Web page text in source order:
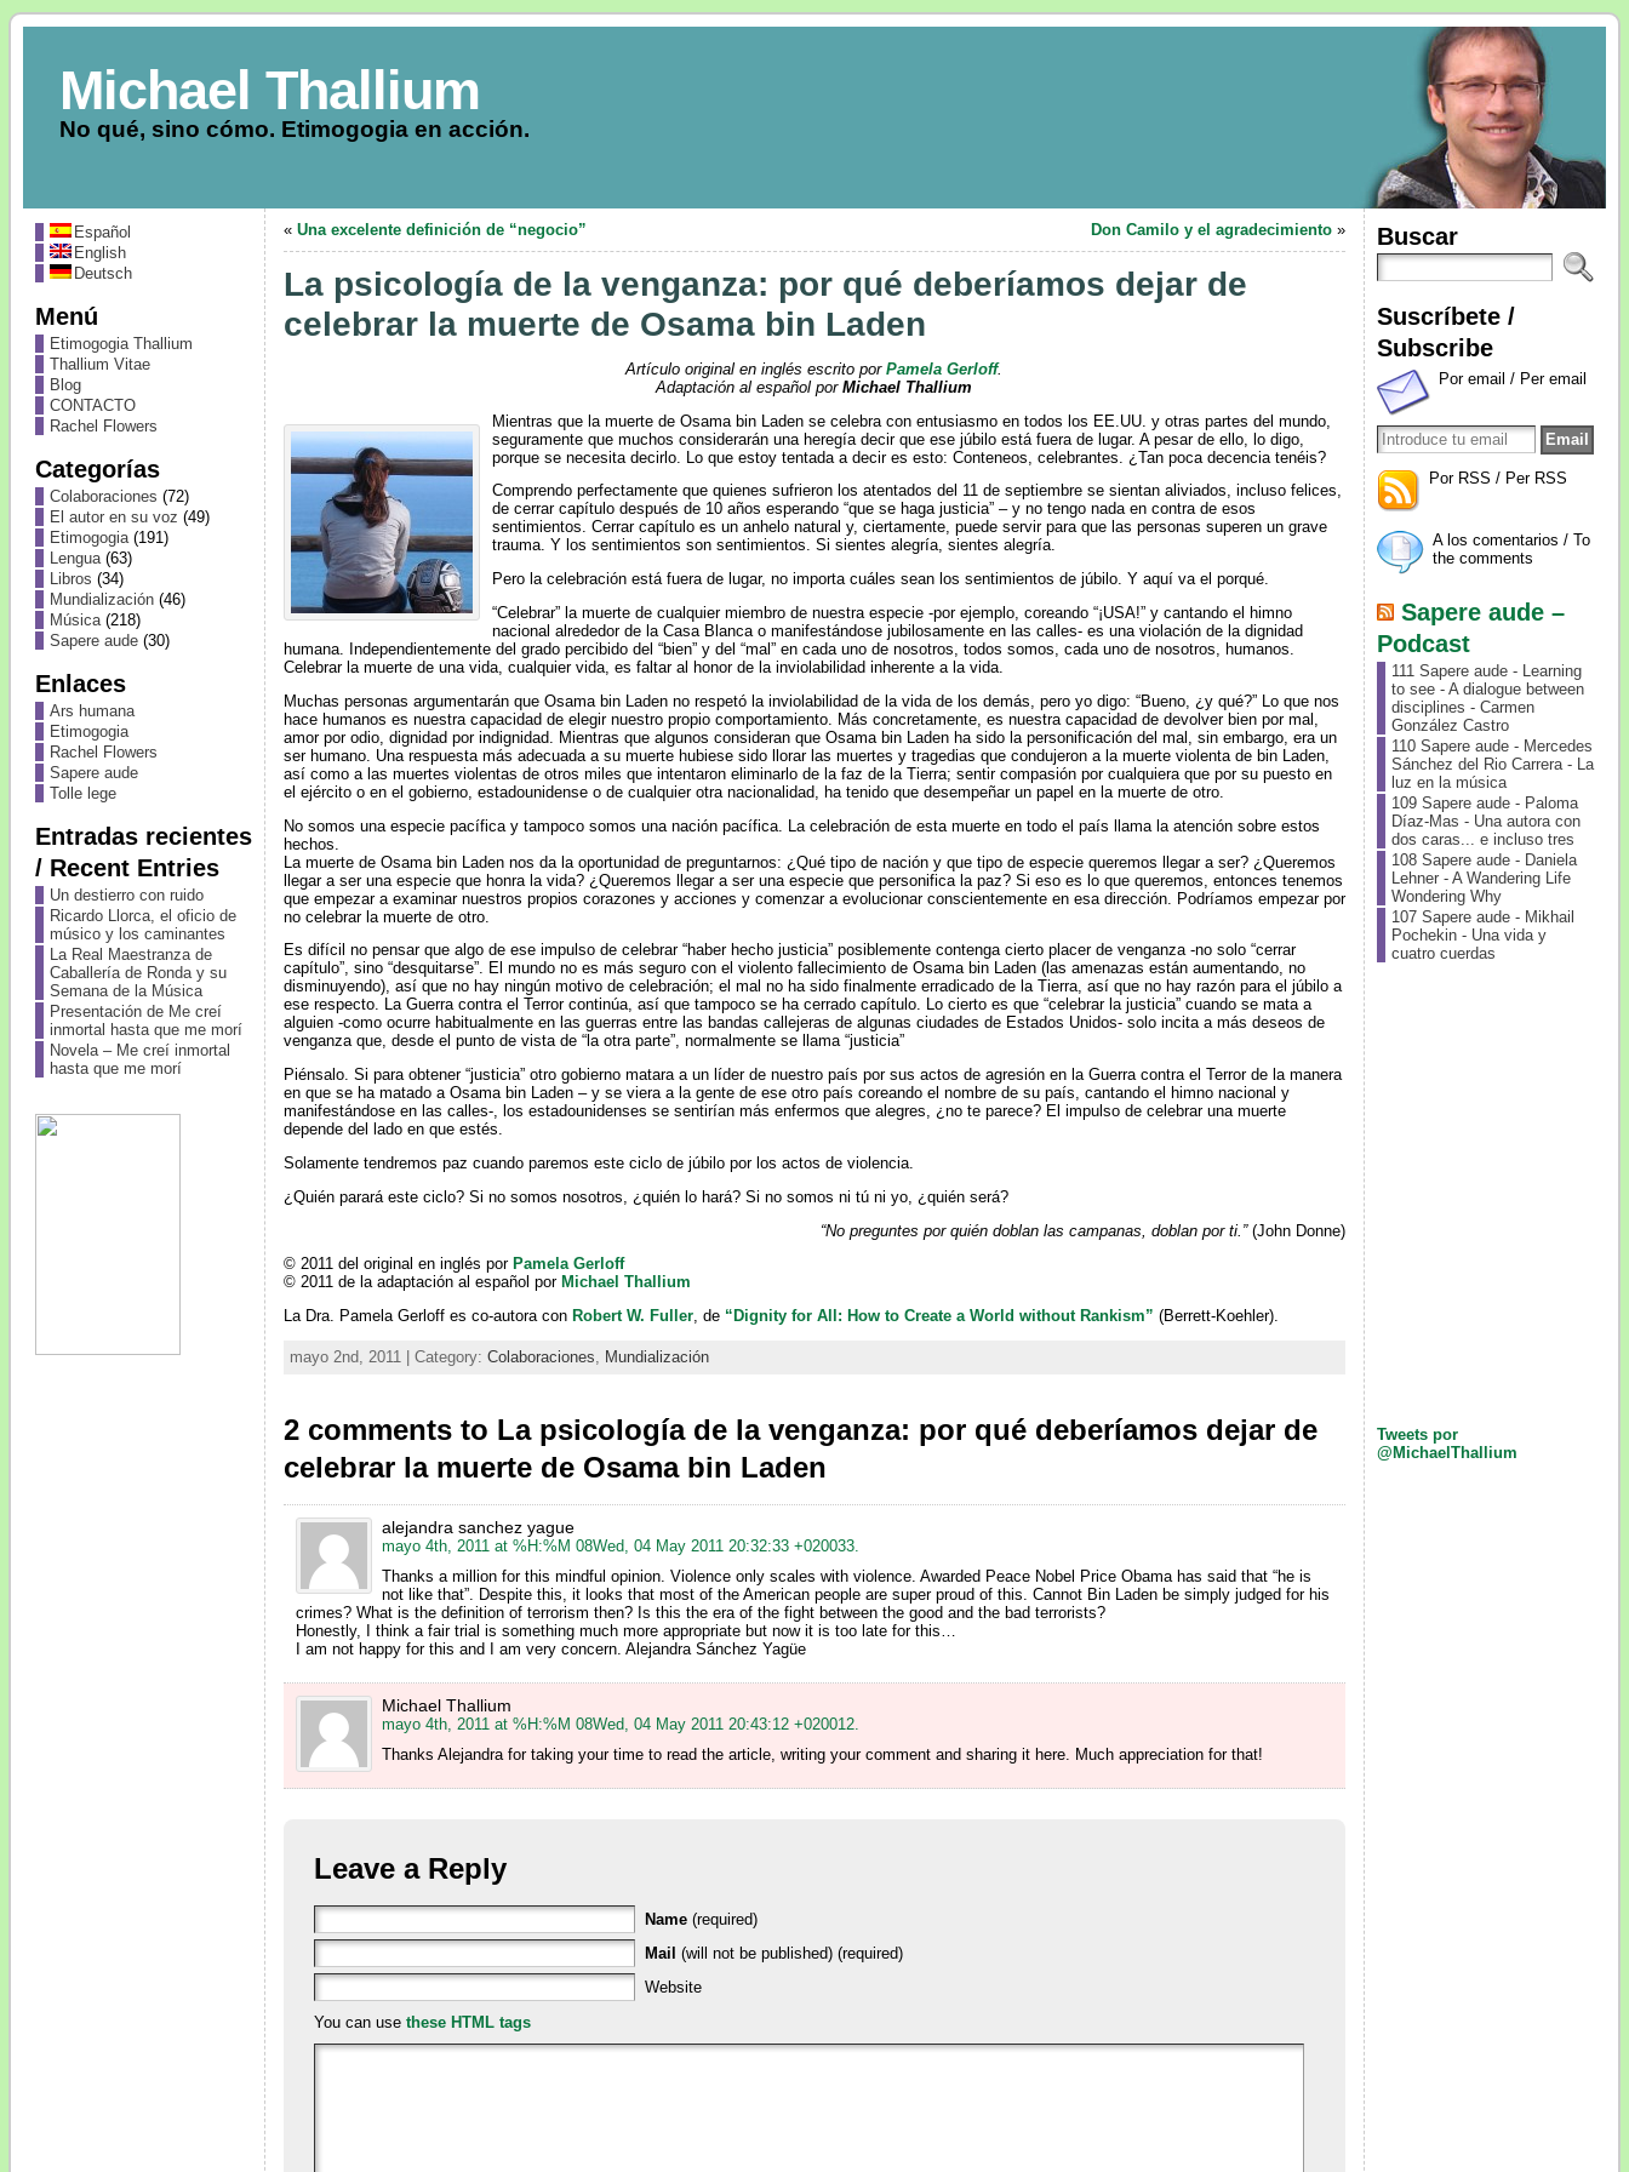
Michael Thallium
No qué, sino cómo. Etimogogia en acción.
Español
English
Deutsch
Menú
Etimogogia Thallium
Thallium Vitae
Blog
CONTACTO
Rachel Flowers
Categorías
Colaboraciones (72)
El autor en su voz (49)
Etimogogia(191)
Lengua(63)
Libros (34)
Mundialización(46)
Música(218)
Sapere aude(30)
Enlaces
Ars humana
Etimogogia
Rachel Flowers
Sapere aude
Tolle lege
Entradas recientes
/ Recent Entries
Un destierro con ruido
Ricardo Llorca, el oficio de
músico y los caminantes
La Real Maestranza de
Caballería de Ronda y su
Semana de la Música
Presentación de Me creí
inmortal hasta que me morí
Novela – Me creí inmortal
hasta que me morí
« Una excelente definición de “negocio” Don Camilo y el agradecimiento»
La psicología de la venganza: por qué deberíamos dejar de
celebrar la muerte de Osama bin Laden
Artículo original en inglés escrito porPamela Gerloff.
Adaptación al español porMichael Thallium
Mientras que la muerte de Osama bin Laden se celebra con entusiasmo en todos los EE.UU. y otras partes del mundo,
seguramente que muchos considerarán una heregía decir que ese júbilo está fuera de lugar. A pesar de ello, lo digo,
porque se necesita decirlo. Lo que estoy tentada a decir es esto: Conteneos, celebrantes. ¿Tan poca decencia tenéis?
Comprendo perfectamente que quienes sufrieron los atentados del 11 de septiembre se sientan aliviados, incluso felices,
de cerrar capítulo después de 10 años esperando “que se haga justicia” – y no tengo nada en contra de esos
sentimientos. Cerrar capítulo es un anhelo natural y, ciertamente, puede servir para que las personas superen un grave
trauma. Y los sentimientos son sentimientos. Si sientes alegría, sientes alegría.
Pero la celebración está fuera de lugar, no importa cuáles sean los sentimientos de júbilo. Y aquí va el porqué.
“Celebrar” la muerte de cualquier miembro de nuestra especie -por ejemplo, coreando “¡USA!” y cantando el himno
nacional alrededor de la Casa Blanca o manifestándose jubilosamente en las calles- es una violación de la dignidad
humana. Independientemente del grado percibido del “bien” y del “mal” en cada uno de nosotros, todos somos, cada uno de nosotros, humanos.
Celebrar la muerte de una vida, cualquier vida, es faltar al honor de la inviolabilidad inherente a la vida.
Muchas personas argumentarán que Osama bin Laden no respetó la inviolabilidad de la vida de los demás, pero yo digo: “Bueno, ¿y qué?” Lo que nos
hace humanos es nuestra capacidad de elegir nuestro propio comportamiento. Más concretamente, es nuestra capacidad de devolver bien por mal,
amor por odio, dignidad por indignidad. Mientras que algunos consideran que Osama bin Laden ha sido la personificación del mal, sin embargo, era un
ser humano. Una respuesta más adecuada a su muerte hubiese sido llorar las muertes y tragedias que condujeron a la muerte violenta de bin Laden,
así como a las muertes violentas de otros miles que intentaron eliminarlo de la faz de la Tierra; sentir compasión por cualquiera que por su puesto en
el ejército o en el gobierno, estadounidense o de cualquier otra nacionalidad, ha tenido que desempeñar un papel en la muerte de otro.
No somos una especie pacífica y tampoco somos una nación pacífica. La celebración de esta muerte en todo el país llama la atención sobre estos
hechos.
La muerte de Osama bin Laden nos da la oportunidad de preguntarnos: ¿Qué tipo de nación y que tipo de especie queremos llegar a ser? ¿Queremos
llegar a ser una especie que honra la vida? ¿Queremos llegar a ser una especie que personifica la paz? Si eso es lo que queremos, entonces tenemos
que empezar a examinar nuestros propios corazones y acciones y comenzar a evolucionar conscientemente en esa dirección. Podríamos empezar por
no celebrar la muerte de otro.
Es difícil no pensar que algo de ese impulso de celebrar “haber hecho justicia” posiblemente contenga cierto placer de venganza -no solo “cerrar
capítulo”, sino “desquitarse”. El mundo no es más seguro con el violento fallecimiento de Osama bin Laden (las amenazas están aumentando, no
disminuyendo), así que no hay ningún motivo de celebración; el mal no ha sido finalmente erradicado de la Tierra, así que no hay razón para el júbilo a
ese respecto. La Guerra contra el Terror continúa, así que tampoco se ha cerrado capítulo. Lo cierto es que “celebrar la justicia” cuando se mata a
alguien -como ocurre habitualmente en las guerras entre las bandas callejeras de algunas ciudades de Estados Unidos- solo incita a más deseos de
venganza que, desde el punto de vista de “la otra parte”, normalmente se llama “justicia”
Piénsalo. Si para obtener “justicia” otro gobierno matara a un líder de nuestro país por sus actos de agresión en la Guerra contra el Terror de la manera
en que se ha matado a Osama bin Laden – y se viera a la gente de ese otro país coreando el nombre de su país, cantando el himno nacional y
manifestándose en las calles-, los estadounidenses se sentirían más enfermos que alegres, ¿no te parece? El impulso de celebrar una muerte
depende del lado en que estés.
Solamente tendremos paz cuando paremos este ciclo de júbilo por los actos de violencia.
¿Quién parará este ciclo? Si no somos nosotros, ¿quién lo hará? Si no somos ni tú ni yo, ¿quién será?
“No preguntes por quién doblan las campanas, doblan por ti.”(John Donne)
© 2011 del original en inglés por Pamela Gerloff
© 2011 de la adaptación al español por Michael Thallium
La Dra. Pamela Gerloff es co-autora con Robert W. Fuller, de “Dignity for All: How to Create a World without Rankism” (Berrett-Koehler).
mayo 2nd, 2011 | Category: Colaboraciones Mundialización
2 comments to La psicología de la venganza: por qué deberíamos dejar de
celebrar la muerte de Osama bin Laden
alejandra sanchez yague
mayo 4th, 2011 at %H:%M 08Wed, 04 May 2011 20:32:33 +020033.
Thanks a million for this mindful opinion. Violence only scales with violence. Awarded Peace Nobel Price Obama has said that “he is
not like that”. Despite this, it looks that most of the American people are super proud of this. Cannot Bin Laden be simply judged for his
crimes? What is the definition of terrorism then? Is this the era of the fight between the good and the bad terrorists?
Honestly, I think a fair trial is something much more appropriate but now it is too late for this…
I am not happy for this and I am very concern. Alejandra Sánchez Yagüe
Michael Thallium
mayo 4th, 2011 at %H:%M 08Wed, 04 May 2011 20:43:12 +020012.
Thanks Alejandra for taking your time to read the article, writing your comment and sharing it here. Much appreciation for that!
Leave a Reply
Name (required)
Mail (will not be published) (required)
Website
You can use these HTML tags
Buscar
Suscríbete /
Subscribe
Por email / Per email
Por RSS / Per RSS
A los comentarios / To
the comments
Sapere aude –
Podcast
111 Sapere aude - Learning
to see - A dialogue between
disciplines - Carmen
González Castro
110 Sapere aude - Mercedes
Sánchez del Rio Carrera - La
luz en la música
109 Sapere aude - Paloma
Díaz-Mas - Una autora con
dos caras... e incluso tres
108 Sapere aude - Daniela
Lehner - A Wandering Life
Wondering Why
107 Sapere aude - Mikhail
Pochekin - Una vida y
cuatro cuerdas
Tweets por
@MichaelThallium